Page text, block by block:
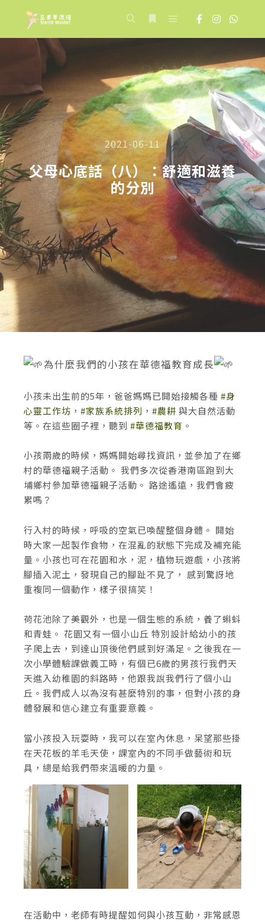
2021-06-11
父母心底話（八）：舒適和滋養
的分別
為什麼我們的小孩在華德福教育成長
小孩未出生前的5年，爸爸媽媽已開始接觸各種 #身
心靈工作坊 ， #家族系統排列 ， #農耕 與大自然活動
等。在這些圈子裡，聽到 #華德福教育 。
小孩兩歲的時候，媽媽開始尋找資訊，並參加了在鄉
村的華德福親子活動。 我們多次從香港南區跑到大
埔鄉村參加華德福親子活動。 路途遙遠，我們會疲
累嗎？
行入村的時候，呼吸的空氣已喚醒整個身體。 開始
時大家一起製作食物，在混亂的狀態下完成及補充能
量。小孩也可在花園和水，泥，植物玩遊戲，小孩將
腳插入泥土，發現自己的腳趾不見了， 感到驚訝地
重複同一個動作，樣子很搞笑！
荷花池除了美觀外，也是一個生態的系統，養了蝌蚪
和青蛙。 花園又有一個小山丘 特別設計給幼小的孩
子爬上去，到達山頂後他們感到好滿足。之後我在一
次小學體驗課做義工時，有個已6歲的男孩行我們天
天進入幼稚園的斜路時，他跟我說我們行了個小山
丘。我們成人以為沒有甚麼特別的事，但對小孩的身
體發展和信心建立有重要意義。
當小孩投入玩耍時，我可以在室內休息，呆望那些掛
在天花板的羊毛天使，課室內的不同手做藝術和玩
具，總是給我們帶來溫暖的力量。
在活動中，老師有時提醒如何與小孩互動，非常感恩